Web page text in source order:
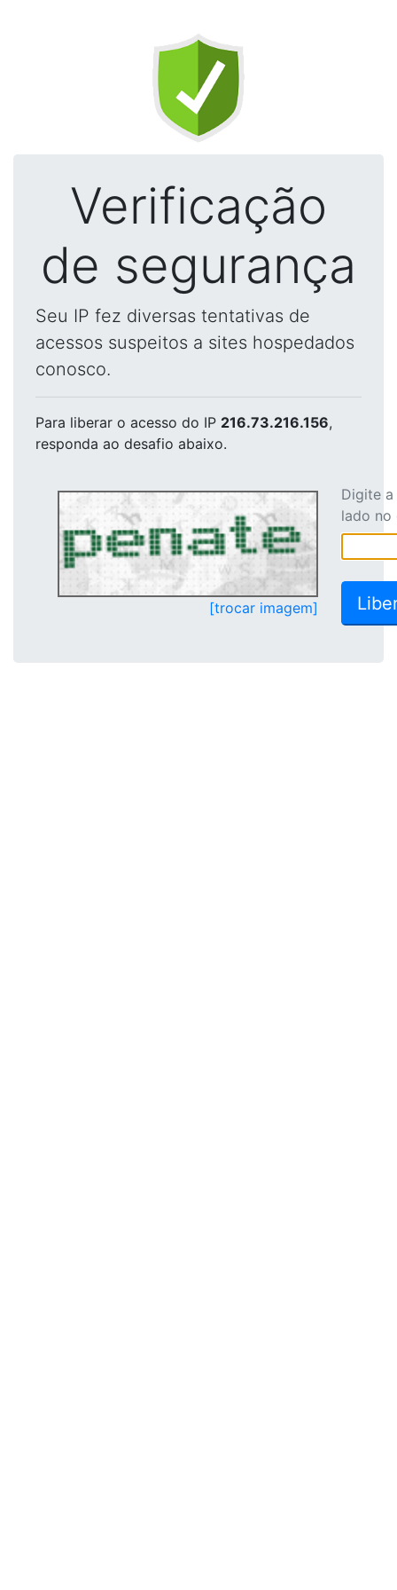
Verificação
de segurança
Seu IP fez diversas tentativas de
acessos suspeitos a sites hospedados
conosco.
Para liberar o acesso do IP 216.73.216.156,
responda ao desafio abaixo.
[trocar imagem]
Digite
lado no